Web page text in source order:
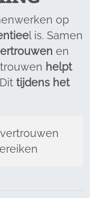
op
l is. Samen
en
helpt
tijdens het